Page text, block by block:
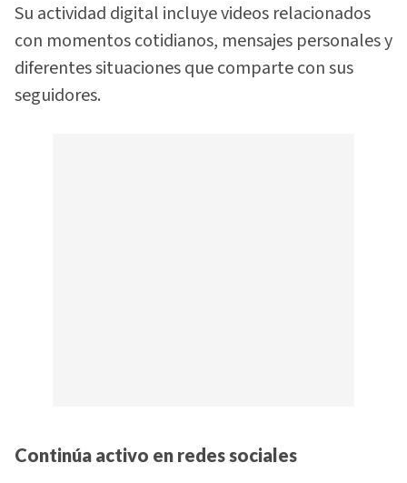
Su actividad digital incluye videos relacionados
con momentos cotidianos, mensajes personales y
diferentes situaciones que comparte con sus
seguidores.
Continúa activo en redes sociales